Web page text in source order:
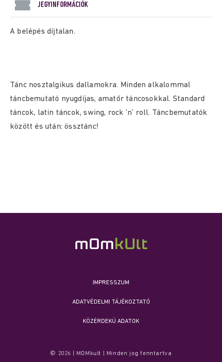
JEGYINFORMÁCIÓK
A belépés díjtalan.
Tánc nosztalgikus dallamokra. Minden alkalommal
táncbemutató nyugdíjas, amatőr táncosokkal. Standard
táncok, latin táncok, swing, rock ’n’ roll. Táncbemutatók
között és után: össztánc!
IMPRESSZUM
ADATVÉDELMI TÁJÉKOZTATÓ
KÖZÉRDEKŰ ADATOK
© 2026 | MOMkult | Minden jog fenntartva